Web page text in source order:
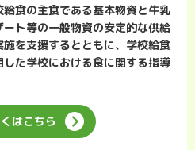
食の主食である基本物資と牛乳
ト等の一般物資の安定的な供給
を支援するとともに、学校給食
た学校における食に関する指導
はこちら